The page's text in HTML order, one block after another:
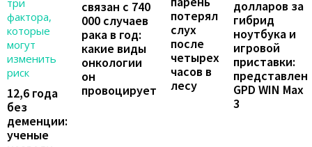
12,6 года
без
деменции:
ученые
связан с 740
000 случаев
рака в год:
какие виды
онкологии
он
провоцирует
потерял
слух
после
четырех
часов в
лесу
долларов за
гибрид
ноутбука и
игровой
приставки:
представлен
GPD WIN Max
3